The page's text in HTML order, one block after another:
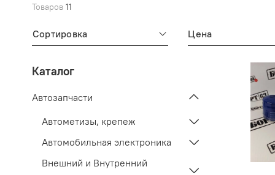
Товаров 11
Сортировка Цена
Каталог
Автозапчасти
Автометизы, крепеж
Автомобильная электроника
Внешний и Внутренний